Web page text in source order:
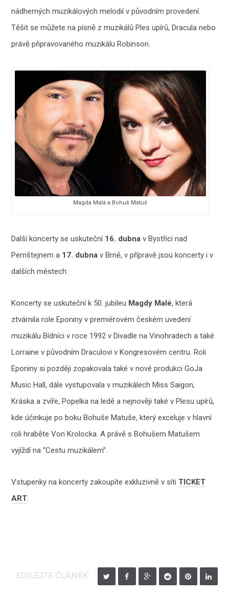
nádherných muzikálových melodií v původním provedení.
Těšit se můžete na písně z muzikálů Ples upírů, Dracula nebo
právě připravovaného muzikálu Robinson.
Magda Malá a Bohuš Matuš
Další koncerty se uskuteční 16. dubna v Bystřici nad
Pernštejnem a 17. dubna v Brně, v přípravě jsou koncerty i v
dalších městech.
Koncerty se uskuteční k 50. jubileu Magdy Malé, která
ztvárnila role Eponiny v premiérovém českém uvedení
muzikálu Bídníci v roce 1992 v Divadle na Vinohradech a také
Lorraine v původním Draculovi v Kongresovém centru. Roli
Eponiny si později zopakovala také v nové produkci GoJa
Music Hall, dále vystupovala v muzikálech Miss Saigon,
Kráska a zvíře, Popelka na ledě a nejnověji také v Plesu upírů,
kde účinkuje po boku Bohuše Matuše, který exceluje v hlavní
roli hraběte Von Krolocka. A právě s Bohušem Matušem
vyjíždí na “Cestu muzikálem”.
Vstupenky na koncerty zakoupíte exkluzivně v síti TICKET
ART
SDÍLEJTE ČLÁNEK: